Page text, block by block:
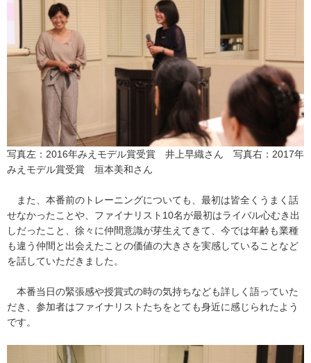
写真左：2016年みえモデル賞受賞 井上早織さん 写真右：2017年
みえモデル賞受賞 垣本美和さん
また、本番前のトレーニングについても、最初は皆全くうまく話
せなかったことや、ファイナリスト10名が最初はライバル心むき出
しだったこと、徐々に仲間意識が芽生えてきて、今では年齢も業種
も違う仲間と出会えたことの価値の大きさを実感していることなど
を話していただきました。
本番当日の緊張感や授賞式の時の気持ちなども詳しく語っていた
だき、参加者はファイナリストたちをとても身近に感じられたよう
です。